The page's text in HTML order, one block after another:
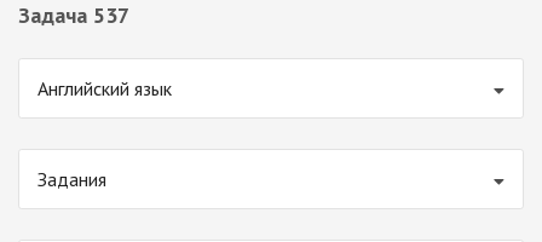
Задача 537
Английский язык
Задания